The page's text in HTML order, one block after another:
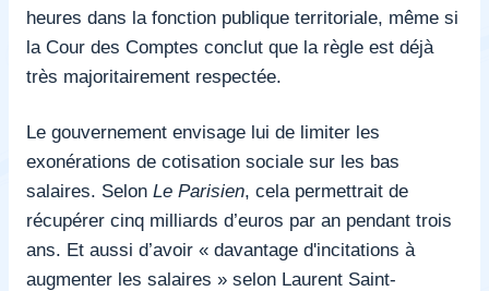
heures dans la fonction publique territoriale, même si
la Cour des Comptes conclut que la règle est déjà
très majoritairement respectée.
Le gouvernement envisage lui de limiter les
exonérations de cotisation sociale sur les bas
salaires. Selon Le Parisien, cela permettrait de
récupérer cinq milliards d’euros par an pendant trois
ans. Et aussi d’avoir « davantage d'incitations à
augmenter les salaires » selon Laurent Saint-